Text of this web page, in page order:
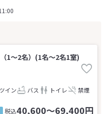
1～2名）(1名～2名1室)
ツイン バス トイレ 禁煙
税込40,600～69,400円